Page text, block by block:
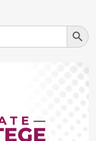
Search